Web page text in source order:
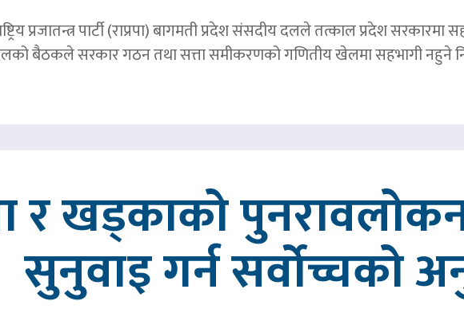
प्रजातन्त्र पार्टी (राप्रपा) बागमती प्रदेश संसदीय दलले तत्काल प्रदेश
बैठकले सरकार गठन तथा सत्ता समीकरणको गणितीय खेलमा सहभागी नहुने
र खड्काको
सुनुवाइ गर्न सर्वोच्चको